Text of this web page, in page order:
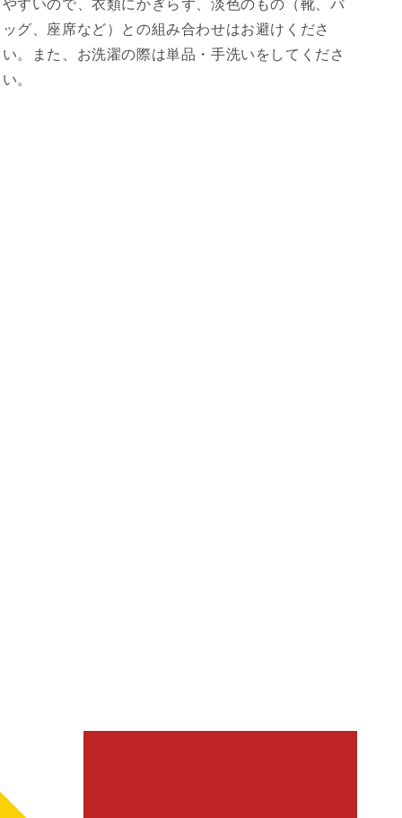
やすいので、衣類にかぎらず、淡色のもの（靴、バ
ッグ、座席など）との組み合わせはお避けくださ
い。また、お洗濯の際は単品・手洗いをしてくださ
い。